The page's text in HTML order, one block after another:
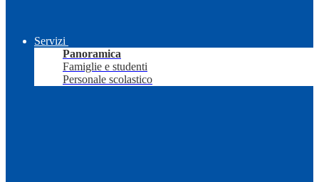
Servizi
Panoramica
Famiglie e studenti
Personale scolastico